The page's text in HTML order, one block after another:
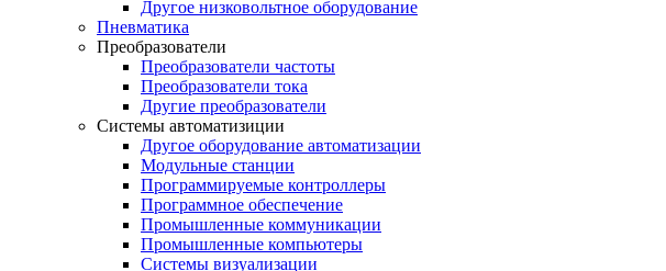
Другое низковольтное оборудование
Пневматика
Преобразователи
Преобразователи частоты
Преобразователи тока
Другие преобразователи
Системы автоматизиции
Другое оборудование автоматизации
Модульные станции
Программируемые контроллеры
Программное обеспечение
Промышленные коммуникации
Промышленные компьютеры
Системы визуализации